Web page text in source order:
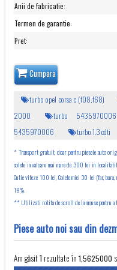
Anii de fabricatie:
Termen de garantie:
Pret:
Cumpara
turbo opel corsa c (f08,f68)
2000
turbo 5435970006
5435970006
turbo 1.3 cdti
* Transport gratuit, doar pentru piesele auto
colete in valoare mai mare de 300 lei in
Cutie viteze 100 lei, Colete mici 30 lei (far, bara,
19%.
** Utilizati rotita de scroll de la mouse pentru a
Piese auto noi sau din
Am găsit1 rezultate în 1,5625000